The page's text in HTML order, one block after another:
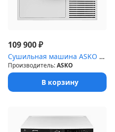
109 900₽
Сушильная машина ASKO T408CD.W.P
Производитель:ASKO
В корзину